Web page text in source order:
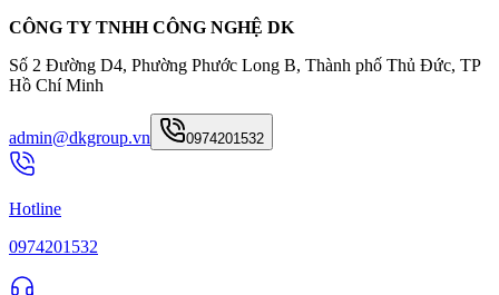
CÔNG TY TNHH CÔNG NGHỆ DK
Số 2 Đường D4, Phường Phước Long B, Thành phố Thủ Đức, TP
Hồ Chí Minh
admin@dkgroup.vn 0974201532
Hotline
0974201532